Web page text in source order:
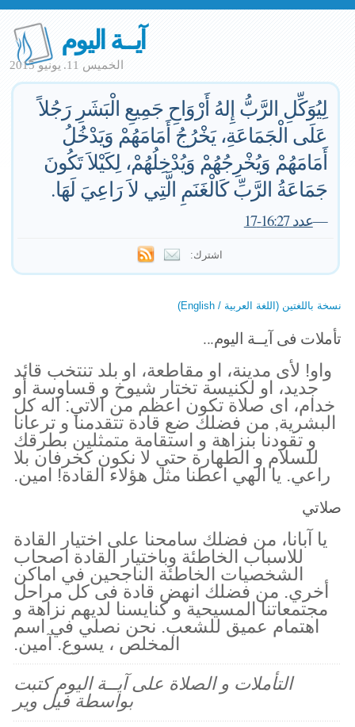
آيــة اليوم
الخميس 11. يونيو 2015
لِيُوَكِّلِ الرَّبُّ إِلهُ أَرْوَاحِ جَمِيعِ الْبَشَرِ رَجُلاً
عَلَى الْجَمَاعَةِ، يَخْرُجُ أَمَامَهُمْ وَيَدْخُلُ
أَمَامَهُمْ وَيُخْرِجُهُمْ وَيُدْخِلُهُمْ، لِكَيْلاَ تَكُونَ
جَمَاعَةُ الرَّبِّ كَالْغَنَمِ الَّتِي لاَ رَاعِيَ لَهَا.
—عدد 16:27-17
اشترك:
نسخة باللغتين (اللغة العربية / English)
تأملات فى آيــة اليوم...
واو! لأى مدينة، او مقاطعة، او بلد تنتخب قائد
جديد، او لكنيسة تختار شيوخ و قساوسة أو
خدام، اى صلاة تكون اعظم من الاتي: اله كل
البشرية, من فضلك ضع قادة تتقدمنا و ترعانا
و تقودنا بنزاهة و استقامة متمثلين بطرقك
للسلام و الطهارة حتي لا نكون كخرفان بلا
راعي. يا الهي اعطنا مثل هؤلاء القادة! امين.
صلاتي
يا آبانا، من فضلك سامحنا على اختيار القادة
للاسباب الخاطئة وباختيار القادة اصحاب
الشخصيات الخاطئة الناجحين في اماكن
أخري. من فضلك انهض قادة فى كل مراحل
مجتمعاتنا المسيحية و كنايسنا لديهم نزاهة و
اهتمام عميق للشعب. نحن نصلي في اسم
المخلص ، يسوع. آمين.
التأملات و الصلاة على آيــة اليوم كتبت
بواسطة فيل وير